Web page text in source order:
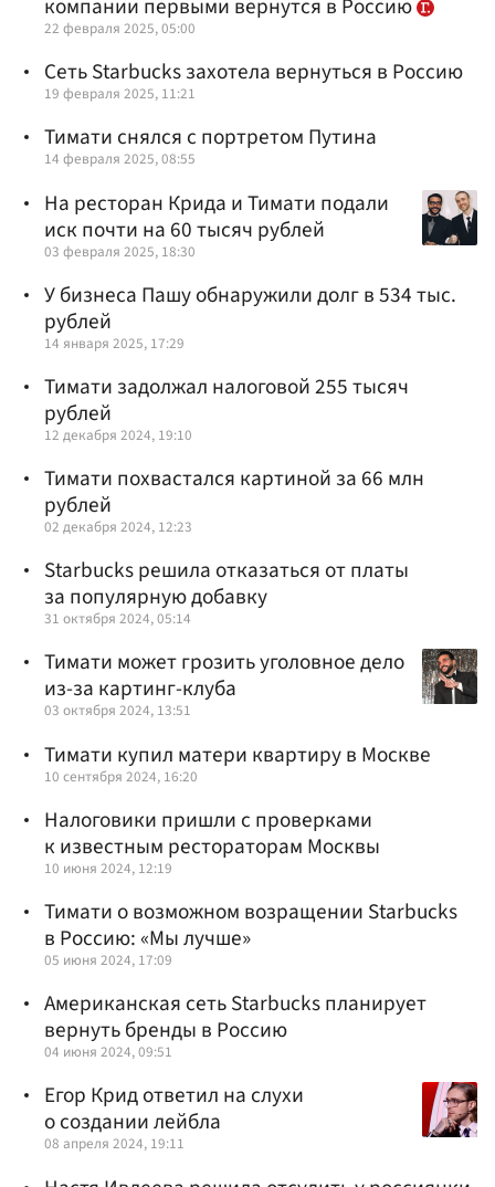
компании первыми вернутся в Россию
22 февраля 2025, 05:00
Сеть Starbucks захотела вернуться в Россию
19 февраля 2025, 11:21
Тимати снялся с портретом Путина
14 февраля 2025, 08:55
На ресторан Крида и Тимати подали
иск почти на 60 тысяч рублей
03 февраля 2025, 18:30
У бизнеса Пашу обнаружили долг в 534 тыс.
рублей
14 января 2025, 17:29
Тимати задолжал налоговой 255 тысяч
рублей
12 декабря 2024, 19:10
Тимати похвастался картиной за 66 млн
рублей
02 декабря 2024, 12:23
Starbucks решила отказаться от платы
за популярную добавку
31 октября 2024, 05:14
Тимати может грозить уголовное дело
из-за картинг-клуба
03 октября 2024, 13:51
Тимати купил матери квартиру в Москве
10 сентября 2024, 16:20
Налоговики пришли с проверками
к известным рестораторам Москвы
10 июня 2024, 12:19
Тимати о возможном возращении Starbucks
в Россию: «Мы лучше»
05 июня 2024, 17:09
Американская сеть Starbucks планирует
вернуть бренды в Россию
04 июня 2024, 09:51
Егор Крид ответил на слухи
о создании лейбла
08 апреля 2024, 19:11